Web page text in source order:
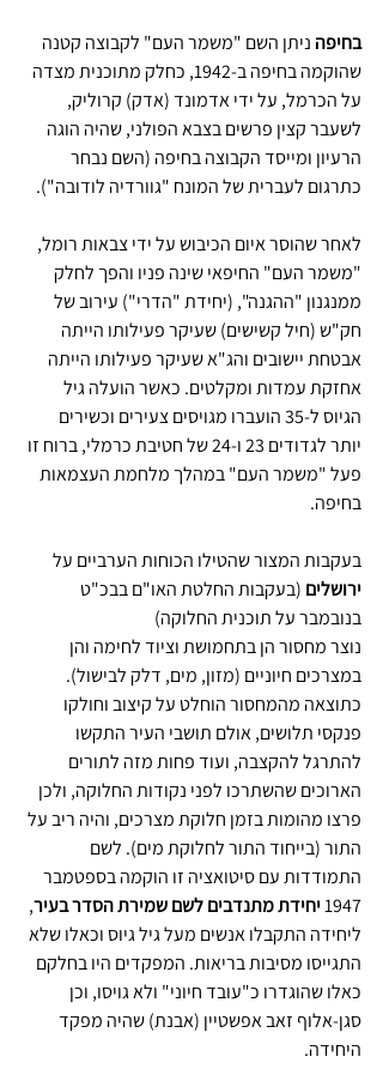
בחיפה ניתן השם "משמר העם" לקבוצה קטנה
שהוקמה בחיפה ב-1942, כחלק מתוכנית מצדה
על הכרמל, על ידי אדמונד (אדק) קרוליק,
לשעבר קצין פרשים בצבא הפולני, שהיה הוגה
הרעיון ומייסד הקבוצה בחיפה (השם נבחר
כתרגום לעברית של המונח "גוורדיה לודובה").
לאחר שהוסר איום הכיבוש על ידי צבאות רומל,
"משמר העם" החיפאי שינה פניו והפך לחלק
ממנגנון "ההגנה", (יחידת "הדרי") עירוב של
חק"ש (חיל קשישים) שעיקר פעילותו הייתה
אבטחת יישובים והג"א שעיקר פעילותו הייתה
אחזקת עמדות ומקלטים. כאשר הועלה גיל
הגיוס ל-35 הועברו מגויסים צעירים וכשירים
יותר לגדודים 23 ו-24 של חטיבת כרמלי, ברוח זו
פעל "משמר העם" במהלך מלחמת העצמאות
בחיפה.
בעקבות המצור שהטילו הכוחות הערביים על
ירושלים (בעקבות החלטת האו"ם בבכ"ט
בנובמבר על תוכנית החלוקה)
נוצר מחסור הן בתחמושת וציוד לחימה והן
במצרכים חיוניים (מזון, מים, דלק לבישול).
כתוצאה מהמחסור הוחלט על קיצוב וחולקו
פנקסי תלושים, אולם תושבי העיר התקשו
להתרגל להקצבה, ועוד פחות מזה לתורים
הארוכים שהשתרכו לפני נקודות החלוקה, ולכן
פרצו מהומות בזמן חלוקת מצרכים, והיה ריב על
התור (בייחוד התור לחלוקת מים). לשם
התמודדות עם סיטואציה זו הוקמה בספטמבר
1947 יחידת מתנדבים לשם שמירת הסדר בעיר,
ליחידה התקבלו אנשים מעל גיל גיוס וכאלו שלא
התגייסו מסיבות בריאות. המפקדים היו בחלקם
כאלו שהוגדרו כ"עובד חיוני" ולא גויסו, וכן
סגן-אלוף זאב אפשטיין (אבנת) שהיה מפקד
היחידה.